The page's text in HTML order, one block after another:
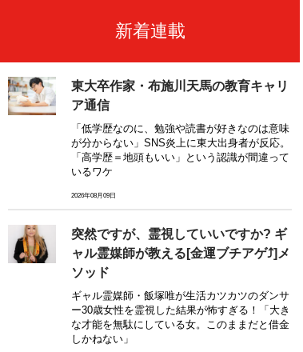
新着連載
東大卒作家・布施川天馬の教育キャリ
ア通信
「低学歴なのに、勉強や読書が好きなのは意味
が分からない」SNS炎上に東大出身者が反応。
「高学歴＝地頭もいい」という認識が間違って
いるワケ
2026年08月09日
突然ですが、霊視していいですか? ギ
ャル霊媒師が教える[金運ブチアゲ⤴]メ
ソッド
ギャル霊媒師・飯塚唯が生活カツカツのダンサ
ー30歳女性を霊視した結果が怖すぎる！「大き
な才能を無駄にしている女。このままだと借金
しかねない」